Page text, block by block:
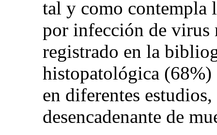
tal y como contempla
por infección de virus
registrado en la
histopatológica (68%)
en diferentes
desencadenante de